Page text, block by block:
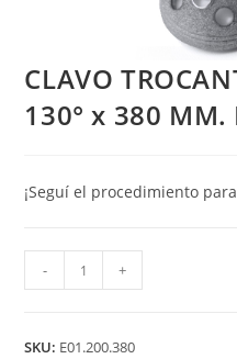
CLAVO
130° x 380 MM.
¡Seguí el procedimiento
TROCANTERICO
G
- +
SKU: E01.200.380